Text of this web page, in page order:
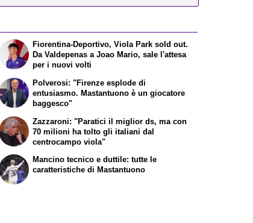
Fiorentina-Deportivo, Viola Park sold out.
Da Valdepenas a Joao Mario, sale l'attesa
per i nuovi volti
Polverosi: "Firenze esplode di
entusiasmo. Mastantuono è un giocatore
baggesco"
Zazzaroni: "Paratici il miglior ds, ma con
70 milioni ha tolto gli italiani dal
centrocampo viola"
Mancino tecnico e duttile: tutte le
caratteristiche di Mastantuono